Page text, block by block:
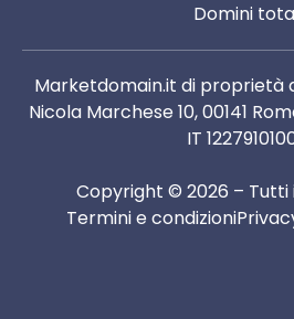
Domini
Marketdomain.it di proprietà
Nicola Marchese 10, 00141
IT
Copyright © 2026 –
Termini e condizioni